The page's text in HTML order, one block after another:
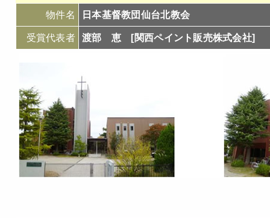
物件名 日本基督教団仙台北教会
受賞代表者 渡部 恵 [関西ペイント販売株式会社]